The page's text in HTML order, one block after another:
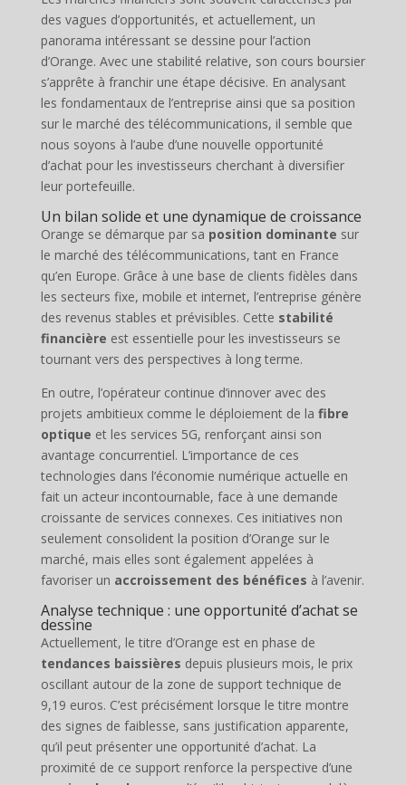
des vagues d’opportunités, et actuellement, un
panorama intéressant se dessine pour l’action
d’Orange. Avec une stabilité relative, son cours boursier
s’apprête à franchir une étape décisive. En analysant
les fondamentaux de l’entreprise ainsi que sa position
sur le marché des télécommunications, il semble que
nous soyons à l’aube d’une nouvelle opportunité
d’achat pour les investisseurs cherchant à diversifier
leur portefeuille.
Un bilan solide et une dynamique de croissance
Orange se démarque par sa position dominante sur
le marché des télécommunications, tant en France
qu’en Europe. Grâce à une base de clients fidèles dans
les secteurs fixe, mobile et internet, l’entreprise génère
des revenus stables et prévisibles. Cette stabilité
financière est essentielle pour les investisseurs se
tournant vers des perspectives à long terme.
En outre, l’opérateur continue d’innover avec des
projets ambitieux comme le déploiement de la fibre
optique et les services 5G, renforçant ainsi son
avantage concurrentiel. L’importance de ces
technologies dans l’économie numérique actuelle en
fait un acteur incontournable, face à une demande
croissante de services connexes. Ces initiatives non
seulement consolident la position d’Orange sur le
marché, mais elles sont également appelées à
favoriser un accroissement des bénéfices à l’avenir.
Analyse technique : une opportunité d’achat se
dessine
Actuellement, le titre d’Orange est en phase de
tendances baissières depuis plusieurs mois, le prix
oscillant autour de la zone de support technique de
9,19 euros. C’est précisément lorsque le titre montre
des signes de faiblesse, sans justification apparente,
qu’il peut présenter une opportunité d’achat. La
proximité de ce support renforce la perspective d’une